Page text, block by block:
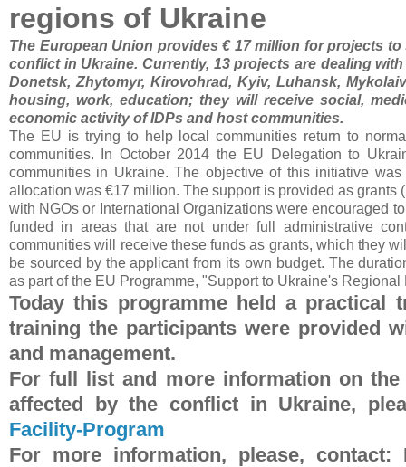
regions of Ukraine
The European Union provides € 17 million for projects
conflict in Ukraine. Currently, 13 projects are dealing
Donetsk, Zhytomyr, Kirovohrad, Kyiv, Luhansk,
housing, work, education;they will receive social,
economic activity of IDPs and host communities.
The EU is trying to help local communities return to
communities. In October 2014 the EU Delegation to
communities in Ukraine. The objective of this initiative
allocation was €17 million. The support is provided as
with NGOs or International Organizations were encouraged
funded in areas that are not under full administrative
communities will receive these funds as grants, which they
be sourced by the applicant from its own budget. The
as part of the EU Programme, "Support to Ukraine's
Today this programme held a practical
training the participants were provided
and management.
For full list and more information on
affected by the conflict in Ukraine,
Facility-Program
For more information, please, contact: